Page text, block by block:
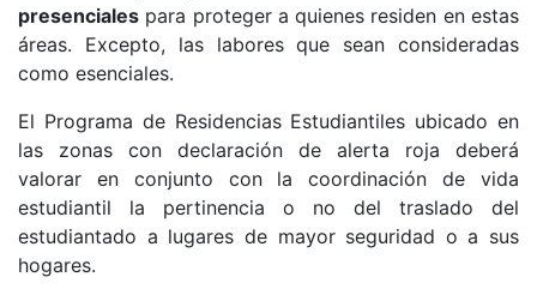
presenciales para proteger a quienes residen en estas
áreas​. Excepto, las labores que sean consideradas
como esenciales.
El Programa de Residencias Estudiantiles ubicado en
las zonas con declaración de alerta roja deberá
valorar en conjunto con la coordinación de vida
estudiantil la pertinencia o no del traslado del
estudiantado a lugares de mayor seguridad o a sus
hogares.